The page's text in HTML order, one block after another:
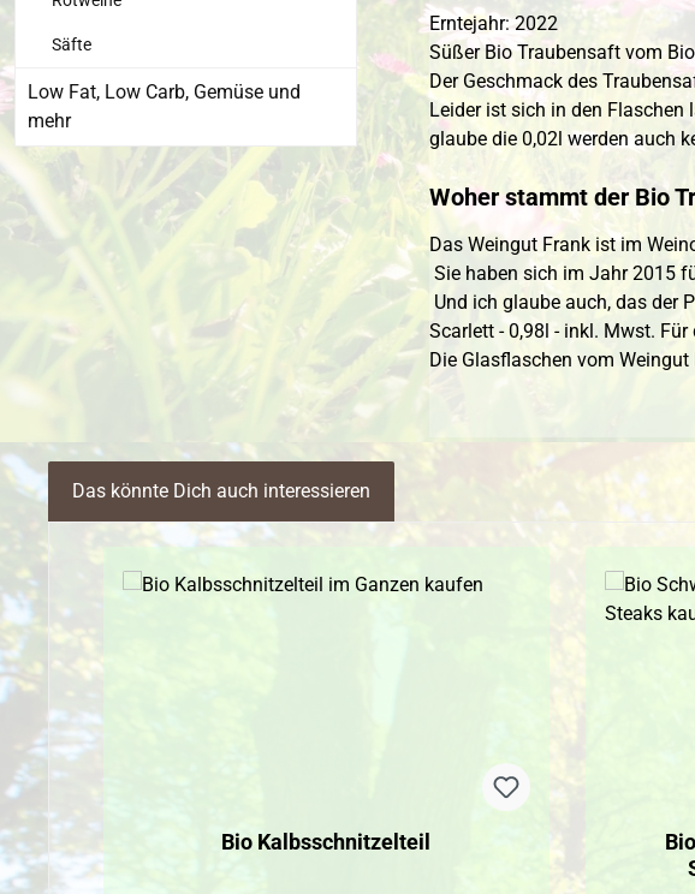
Säfte
Low Fat, Low Carb, Gemüse und
mehr
Erntejahr: 2022
Süßer Bio Traubensaft vom
Der Geschmack des
Leider ist sich in den
glaube die 0,02l werden auch
Woher stammt der Bio
Das Weingut Frank ist im
Sie haben sich im Jahr 2015
Und ich glaube auch, das der
Scarlett - 0,98l - inkl. Mwst.
Die Glasflaschen vom
Das könnte Dich auch interessieren
Bio Kalbsschnitzelteil